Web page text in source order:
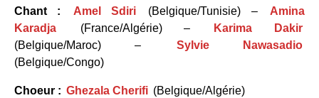
Chant : Amel Sdiri (Belgique/Tunisie) –
Amina
Karadja
(France/Algérie) –
Karima Dakir
(Belgique/Maroc) –
Sylvie Nawasadio
(Belgique/Congo)
Choeur : Ghezala Cherifi (Belgique/Algérie)